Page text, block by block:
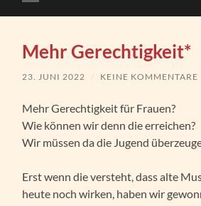
Mobile-
Menü
Mehr Gerechtigkeit*
23. JUNI 2022 / KEINE KOMMENTARE
Mehr Gerechtigkeit für Frauen?
Wie können wir denn die erreichen?
Wir müssen da die Jugend
Erst wenn die versteht, dass alte
heute noch wirken, haben wir